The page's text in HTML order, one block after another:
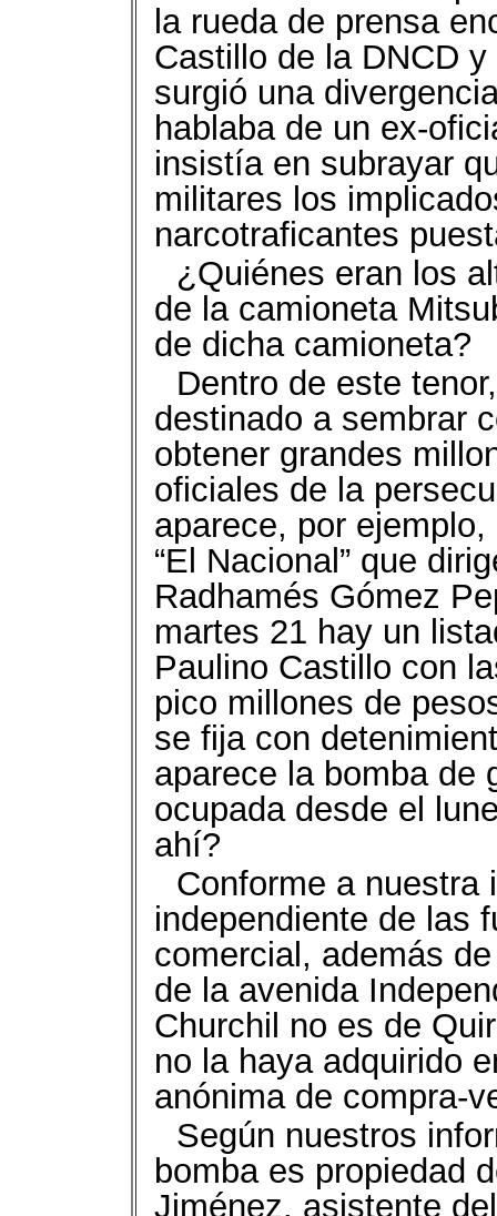
la rueda de prensa
Castillo de la DNCD
surgió una
hablaba de un ex-
insistía en subrayar
militares los
narcotraficantes
¿Quiénes eran los
de la camioneta
de dicha camioneta?
Dentro de este
destinado a sembrar
obtener grandes
oficiales de la
aparece, por
“El Nacional” que
Radhamés Gómez
martes 21 hay un
Paulino Castillo con
pico millones de
se fija con
aparece la bomba de
ocupada desde el
ahí?
Conforme a
independiente de las
comercial, además
de la avenida
Churchil no es de
no la haya adquirido
anónima de compra-
Según nuestros
bomba es propiedad
Jiménez, asistente